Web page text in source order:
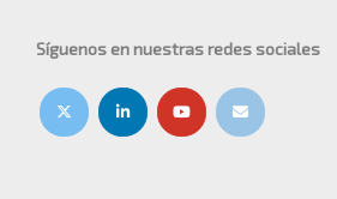
Síguenos en nuestras redes sociales